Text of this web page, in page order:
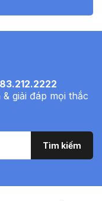
giải đáp mọi thắc